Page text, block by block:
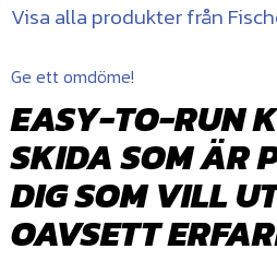
Visa alla produkter från
Ge ett omdöme!
EASY-TO-RUN
SKIDA SOM ÄR
DIG SOM VILL
OAVSETT